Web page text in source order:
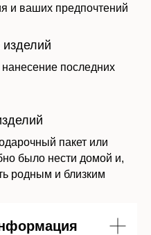
и ваших предпочтений
изделий
последних
пакет или
было нести домой и,
родным и близким
с